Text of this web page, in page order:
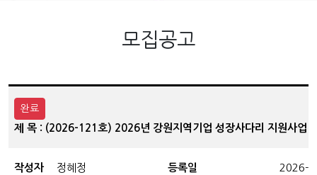
모집공고
완료
제 목 : (2026-121호) 2026년 강원지역기업 성장사다리 지원사업
작성자 정혜정 등록일 2026-